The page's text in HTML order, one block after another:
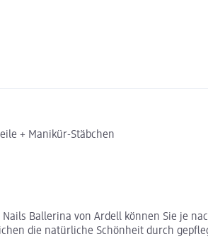
+ Manikür-Stäbchen
Ballerina von Ardell können Sie je
die natürliche Schönheit durch